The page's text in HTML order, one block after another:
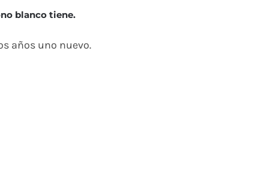
blanco tiene.
años uno nuevo.